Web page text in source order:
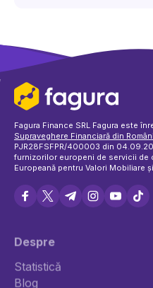
Fagura Finance SRL Fagura este
Supraveghere Financiară din
PJR28FSFPR/400003 din
furnizorilor europeni de servicii de
Europeană pentru Valori Mobiliare
Despre
Statistică
Blog